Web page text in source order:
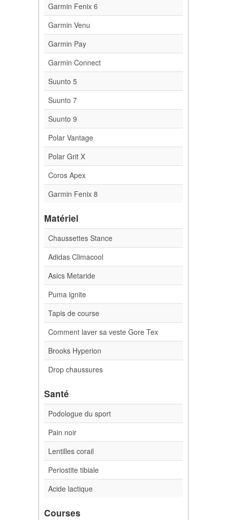
Garmin Fenix 6
Garmin Venu
Garmin Pay
Garmin Connect
Suunto 5
Suunto 7
Suunto 9
Polar Vantage
Polar Grit X
Coros Apex
Garmin Fenix 8
Matériel
Chaussettes Stance
Adidas Climacool
Asics Metaride
Puma ignite
Tapis de course
Comment laver sa veste Gore Tex
Brooks Hyperion
Drop chaussures
Santé
Podologue du sport
Pain noir
Lentilles corail
Periostite tibiale
Acide lactique
Courses